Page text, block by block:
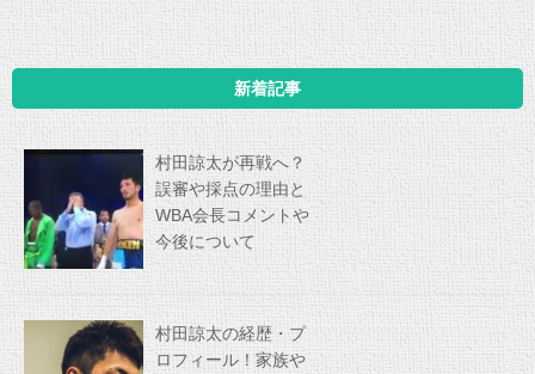
新着記事
村田諒太が再戦へ？
誤審や採点の理由と
WBA会長コメントや
今後について
村田諒太の経歴・プ
ロフィール！家族や